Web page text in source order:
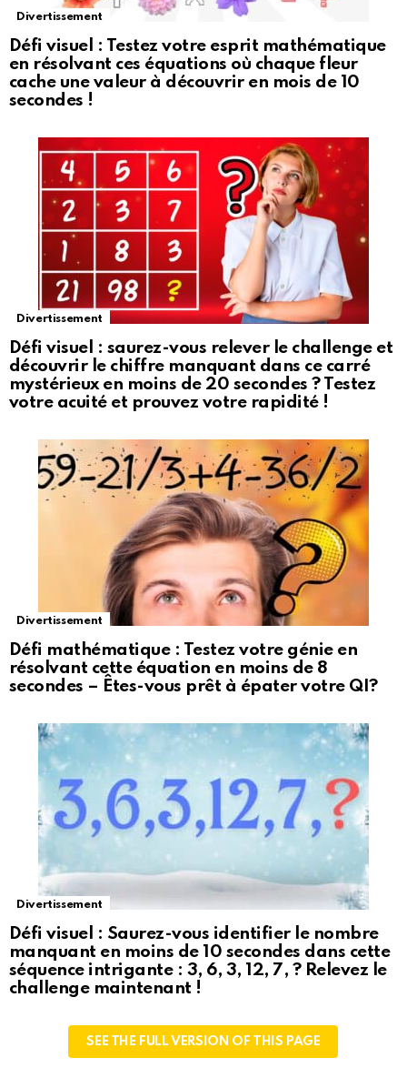
Divertissement
Défi visuel : Testez votre esprit mathématique
en résolvant ces équations où chaque fleur
cache une valeur à découvrir en mois de 10
secondes !
Divertissement
Défi visuel : saurez-vous relever le challenge et
découvrir le chiffre manquant dans ce carré
mystérieux en moins de 20 secondes ? Testez
votre acuité et prouvez votre rapidité !
Divertissement
Défi mathématique : Testez votre génie en
résolvant cette équation en moins de 8
secondes – Êtes-vous prêt à épater votre QI?
Divertissement
Défi visuel : Saurez-vous identifier le nombre
manquant en moins de 10 secondes dans cette
séquence intrigante : 3, 6, 3, 12, 7, ? Relevez le
challenge maintenant !
SEE THE FULL VERSION OF THIS PAGE